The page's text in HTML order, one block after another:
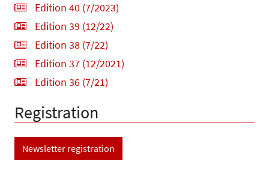
Edition 40 (7/2023)
Edition 39 (12/22)
Edition 38 (7/22)
Edition 37 (12/2021)
Edition 36 (7/21)
Registration
Newsletter registration